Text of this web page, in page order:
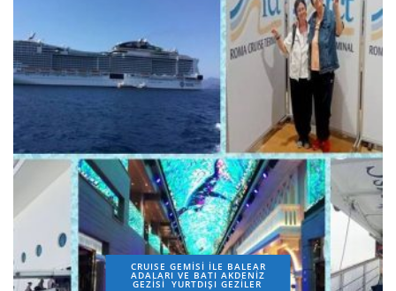
CRUISE GEMİSİ İLE BALEAR
ADALARI VE BATI AKDENİZ
GEZİSİ YURTDIŞI GEZILER